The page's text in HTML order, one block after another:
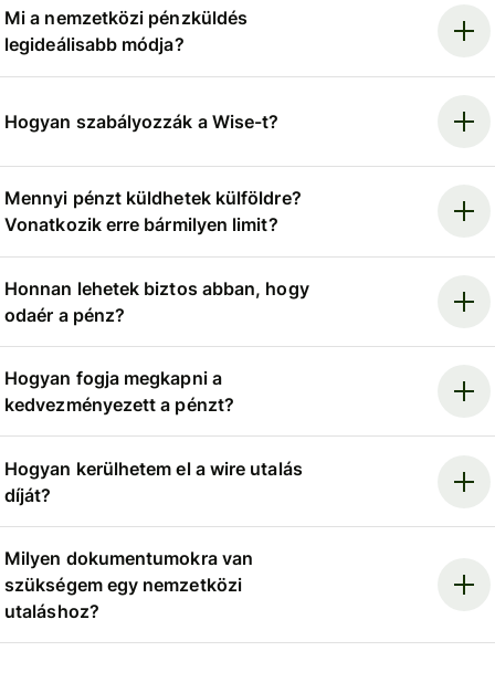
Mi a nemzetközi pénzküldés
legideálisabb módja?
Hogyan szabályozzák a Wise-t?
Mennyi pénzt küldhetek külföldre?
Vonatkozik erre bármilyen limit?
Honnan lehetek biztos abban, hogy
odaér a pénz?
Hogyan fogja megkapni a
kedvezményezett a pénzt?
Hogyan kerülhetem el a wire utalás
díját?
Milyen dokumentumokra van
szükségem egy nemzetközi
utaláshoz?